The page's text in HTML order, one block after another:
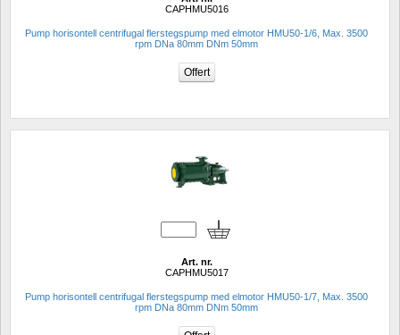
CAPHMU5016
Pump horisontell centrifugal flerstegspump med elmotor HMU50-1/6, Max. 3500
rpm DNa 80mm DNm 50mm
Art. nr.
CAPHMU5017
Pump horisontell centrifugal flerstegspump med elmotor HMU50-1/7, Max. 3500
rpm DNa 80mm DNm 50mm